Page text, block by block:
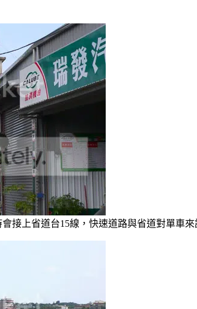
接上省道台15線，快速道路與省道對單車